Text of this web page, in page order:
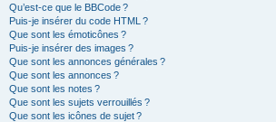
Qu’est-ce que le BBCode ?
Puis-je insérer du code HTML ?
Que sont les émoticônes ?
Puis-je insérer des images ?
Que sont les annonces générales ?
Que sont les annonces ?
Que sont les notes ?
Que sont les sujets verrouillés ?
Que sont les icônes de sujet ?